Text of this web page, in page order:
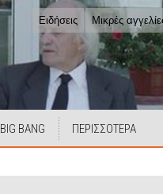
Ειδήσεις Μικρές
BIG BANG ΠΕΡΙΣΣΟΤΕΡΑ